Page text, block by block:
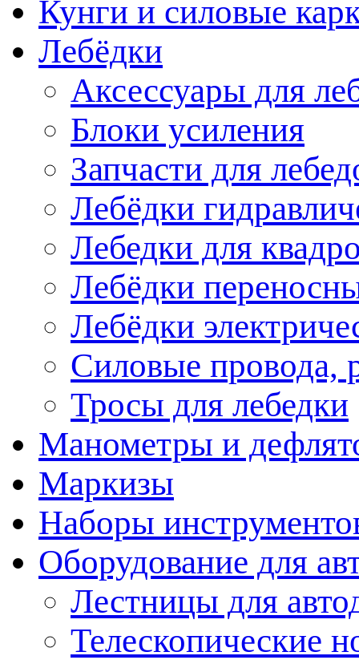
Кунги и силовые
Лебёдки
Аксессуары для
Блоки усиления
Запчасти для
Лебёдки
Лебедки для
Лебёдки
Лебёдки
Силовые провода,
Тросы для лебедки
Манометры и
Маркизы
Наборы
Оборудование для
Лестницы для
Телескопические